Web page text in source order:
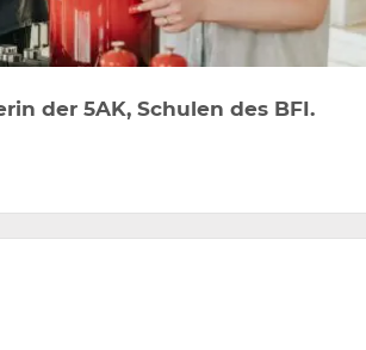
der 5AK, Schulen des BFI.